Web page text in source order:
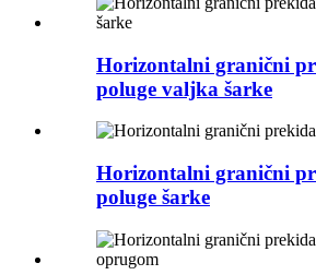
Horizontalni granični
poluge valjka šarke
Horizontalni granični
poluge šarke